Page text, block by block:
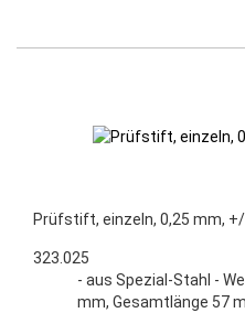
Prüfstift, einzeln, 0,25 mm,
323.025
- aus Spezial-Stahl -
mm, Gesamtlänge 57